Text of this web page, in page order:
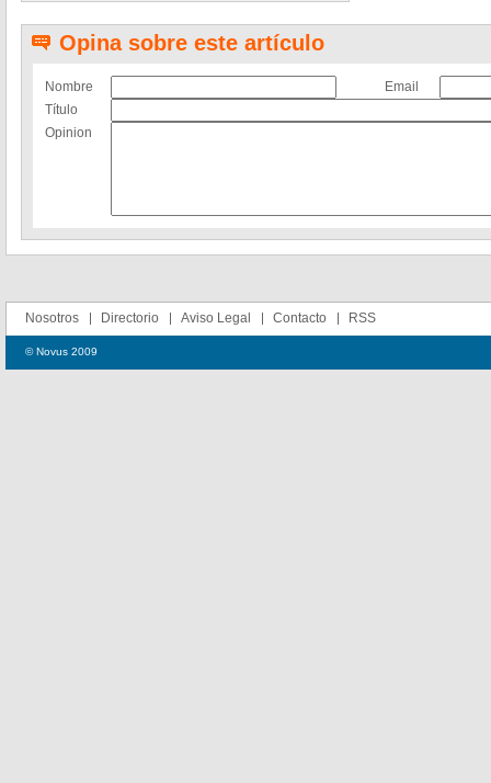
Opina sobre este artículo
Nombre
Email
Título
Opinion
Nosotros Directorio Aviso Legal Contacto RSS
© Novus 2009